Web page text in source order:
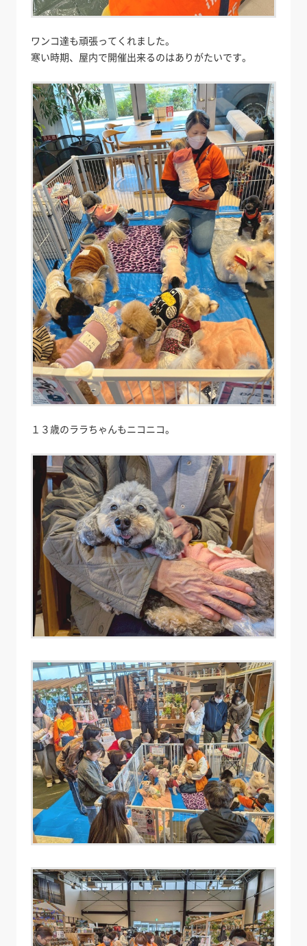
ワンコ達も頑張ってくれました。
寒い時期、屋内で開催出来るのはありがたいです。
１３歳のララちゃんもニコニコ。